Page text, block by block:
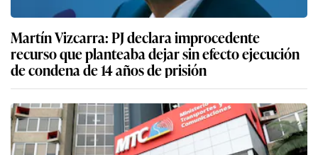
Martín Vizcarra: PJ declara improcedente
recurso que planteaba dejar sin efecto ejecución
de condena de 14 años de prisión